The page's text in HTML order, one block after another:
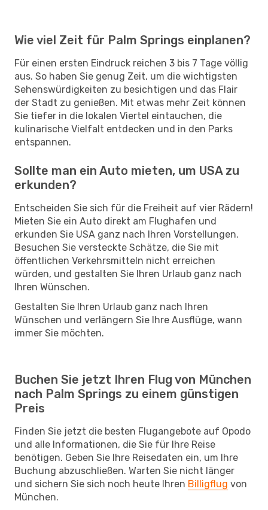
Wie viel Zeit für Palm Springs einplanen?
Für einen ersten Eindruck reichen 3 bis 7 Tage völlig
aus. So haben Sie genug Zeit, um die wichtigsten
Sehenswürdigkeiten zu besichtigen und das Flair
der Stadt zu genießen. Mit etwas mehr Zeit können
Sie tiefer in die lokalen Viertel eintauchen, die
kulinarische Vielfalt entdecken und in den Parks
entspannen.
Sollte man ein Auto mieten, um USA zu
erkunden?
Entscheiden Sie sich für die Freiheit auf vier Rädern!
Mieten Sie ein Auto direkt am Flughafen und
erkunden Sie USA ganz nach Ihren Vorstellungen.
Besuchen Sie versteckte Schätze, die Sie mit
öffentlichen Verkehrsmitteln nicht erreichen
würden, und gestalten Sie Ihren Urlaub ganz nach
Ihren Wünschen.
Gestalten Sie Ihren Urlaub ganz nach Ihren
Wünschen und verlängern Sie Ihre Ausflüge, wann
immer Sie möchten.
Buchen Sie jetzt Ihren Flug von München
nach Palm Springs zu einem günstigen
Preis
Finden Sie jetzt die besten Flugangebote auf Opodo
und alle Informationen, die Sie für Ihre Reise
benötigen. Geben Sie Ihre Reisedaten ein, um Ihre
Buchung abzuschließen. Warten Sie nicht länger
und sichern Sie sich noch heute Ihren Billigflug von
München.